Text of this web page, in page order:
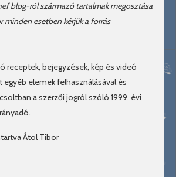
blog-ról származó tartalmak megosztása
minden esetben kérjük a forrás
receptek, bejegyzések, kép és videó
elemek felhasználásával és
a szerzői jogról szóló 1999. évi
Átol Tibor